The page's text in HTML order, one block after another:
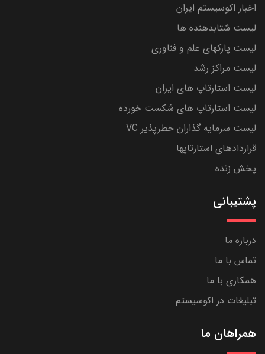
اخبار اکوسیستم ایران
لیست شتابدهنده ها
لیست پارکهای علم و فناوری
لیست مراکز رشد
لیست استارتاپ های ایران
لیست استارتاپ های شکست خورده
لیست سرمایه گذاران خطرپذیر VC
قراردادهای استارتاپها
پخش زنده
پشتیبانی
درباره ما
تماس با ما
همکاری با ما
تبلیغات در اکوسیستم
همراهان ما